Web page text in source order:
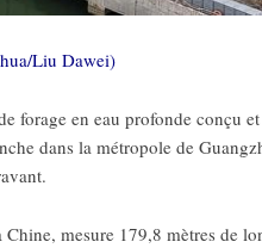
Liu Dawei)
en eau profonde conçu
dans la métropole de
mesure 179,8 mètres de